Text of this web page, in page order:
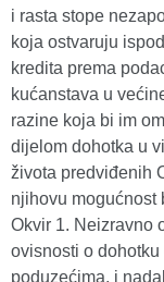
i rasta stope
koja ostvaruju
kredita prema
kućanstava u
razine koja bi im
dijelom dohotka u
života predviđenih
njihovu mogućnost
Okvir 1. Neizravno
ovisnosti o
poduzećima, i